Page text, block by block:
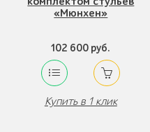
«Мюнхен»
102 600 руб.
Купить в 1 клик